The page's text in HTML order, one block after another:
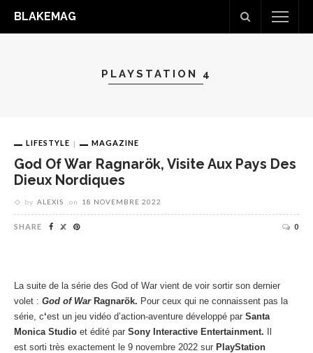
BLAKEMAG
PLAYSTATION 4
LIFESTYLE MAGAZINE
God Of War Ragnarök, Visite Aux Pays Des
Dieux Nordiques
by ALEXIS on 18 NOVEMBRE 2022
SHARE 0
La suite de la série des God of War vient de voir sortir son dernier
volet : God of War Ragnarök. Pour ceux qui ne connaissent pas la
série, c‘est un jeu vidéo d’action-aventure développé par Santa
Monica Studio et édité par Sony Interactive Entertainment. Il
est sorti très exactement le 9 novembre 2022 sur PlayStation